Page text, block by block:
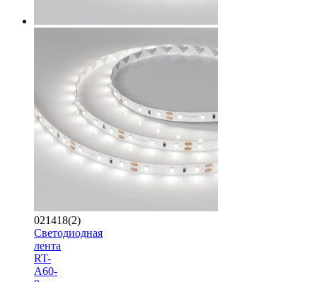
021418(2)
Светодиодная
лента
RT-
A60-